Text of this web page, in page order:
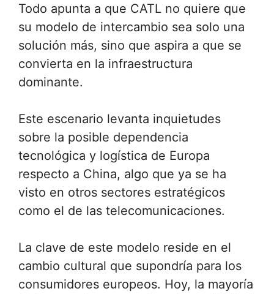
Todo apunta a que CATL no quiere que
su modelo de intercambio sea solo una
solución más, sino que aspira a que se
convierta en la infraestructura
dominante.
Este escenario levanta inquietudes
sobre la posible dependencia
tecnológica y logística de Europa
respecto a China, algo que ya se ha
visto en otros sectores estratégicos
como el de las telecomunicaciones.
La clave de este modelo reside en el
cambio cultural que supondría para los
consumidores europeos. Hoy, la mayoría